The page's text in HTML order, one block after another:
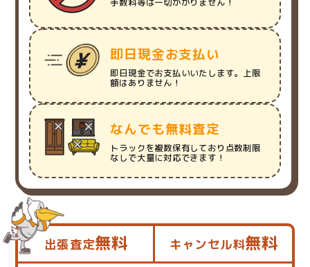
手数料等は一切かかりません！
即日現金お支払い
即日現金でお支払いいたします。上限
額はありません！
なんでも無料査定
トラックを複数保有しており点数制限
なしで大量に対応できます！
出張査定無料 キャンセル料無料